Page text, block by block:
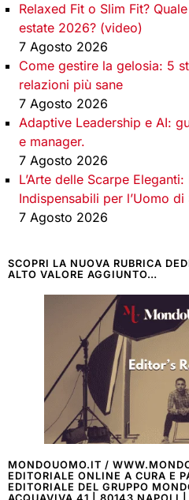
Relaxed Fit o Slim Fit?
estate 2026? (video)
7 Agosto 2026
Come gestire la gelosia: 5
relazioni più sane
7 Agosto 2026
Adaptive Leadership e AI:
e manager.
7 Agosto 2026
L’Arte delle Scarpe
Indispensabili per l’Uomo di
7 Agosto 2026
SCOPRI LA NUOVA RUBRICA
ALTO VALORE AGGIUNTO…
MONDOUOMO.IT /
EDITORIALE ONLINE A CURA E
EDITORIALE DEL GRUPPO